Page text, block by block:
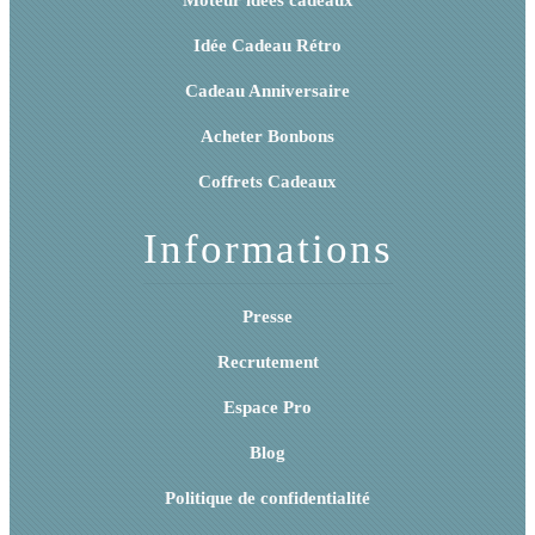
Idée Cadeau Rétro
Cadeau Anniversaire
Acheter Bonbons
Coffrets Cadeaux
Informations
Presse
Recrutement
Espace Pro
Blog
Politique de confidentialité